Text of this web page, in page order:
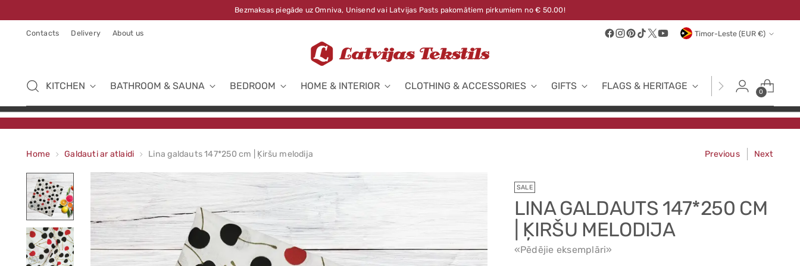
Bezmaksas piegāde uz Omniva, Unisend vai Latvijas Pasts pakomātiem pirkumiem no € 50.00!
Contacts Delivery About us Currency Timor-Leste (EUR €)
KITCHEN BATHROOM & SAUNA BEDROOM HOME & INTERIOR CLOTHING & ACCESSORIES GIFTS FLAGS & HERITAGE FABRICS
0
Home Galdauti ar atlaidi Lina galdauts 147*250 cm | Ķiršu melodija Previous Next
SALE
LINA GALDAUTS 147*250 CM
| ĶIRŠU MELODIJA
«Pēdējie eksemplāri»